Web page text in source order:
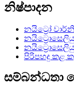
නිෂ්පාදන
නයිට්‍රෝ
පිරිපහදු කළ
සම්බන්ධතා